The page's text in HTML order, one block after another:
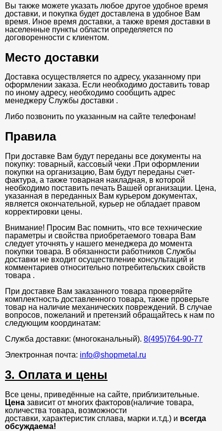
Вы также можете указать любое другое удобное время
доставки, и покупка будет доставлена в удобное Вам
время. Иное время доставки, а также время доставки в
населенные пункты области определяется по
договоренности с клиентом.
Место доставки
Доставка осуществляется по адресу, указанному при
оформлении заказа. Если необходимо доставить товар
по иному адресу, необходимо сообщить адрес
менеджеру Службы доставки .
Либо позвонить по указанным на сайте телефонам!
Правила
При доставке Вам будут переданы все документы на
покупку: товарный, кассовый чеки .При оформлении
покупки на организацию, Вам будут переданы счет-
фактура, а также товарная накладная, в которой
необходимо поставить печать Вашей организации. Цена,
указанная в переданных Вам курьером документах,
является окончательной, курьер не обладает правом
корректировки цены.
Внимание! Просим Вас помнить, что все технические
параметры и свойства приобретаемого товара Вам
следует уточнять у нашего менеджера до момента
покупки товара. В обязанности работников Службы
доставки не входит осуществление консультаций и
комментариев относительно потребительских свойств
товара .
При доставке Вам заказанного товара проверяйте
комплектность доставленного товара, также проверьте
товар на наличие механических повреждений. В случае
вопросов, пожеланий и претензий обращайтесь к нам по
следующим координатам:
Служба доставки: (многоканальный). 8(495)764-90-77
Электронная почта: info@shopmetal.ru
3. Оплата и цены
Все цены, приведённые на сайте, приблизительные.
Цена зависит от многих факторов(наличие товара,
количества товара, возможности
доставки, характеристик сплава, марки и.т.д.) и всегда
обсуждаема!